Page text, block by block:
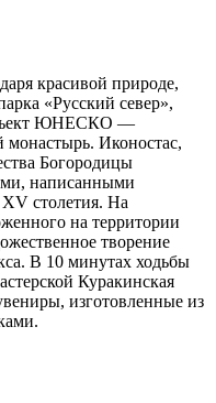
красивой природе,
«Русский север»,
ЮНЕСКО —
Иконостас,
Богородицы
написанными
столетия. На
на территории
творение
В 10 минутах ходьбы
Куракинская
изготовленные из